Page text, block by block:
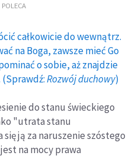
całkowicie do wewnątrz.
na Boga, zawsze mieć Go
o sobie, aż znajdzie
Rozwój duchowy)
do stanu świeckiego
"utrata stanu
ją za naruszenie szóstego
na mocy prawa